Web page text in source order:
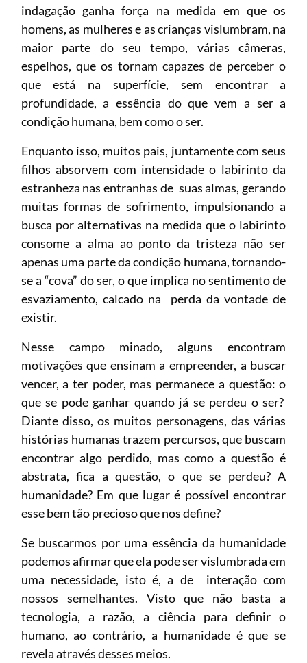
indagação ganha força na medida em que os
homens, as mulheres e as crianças vislumbram, na
maior parte do seu tempo, várias câmeras,
espelhos, que os tornam capazes de perceber o
que está na superfície, sem encontrar a
profundidade, a essência do que vem a ser a
condição humana, bem como o ser.
Enquanto isso, muitos pais, juntamente com seus
filhos absorvem com intensidade o labirinto da
estranheza nas entranhas de suas almas, gerando
muitas formas de sofrimento, impulsionando a
busca por alternativas na medida que o labirinto
consome a alma ao ponto da tristeza não ser
apenas uma parte da condição humana, tornando-
se a “cova” do ser, o que implica no sentimento de
esvaziamento, calcado na perda da vontade de
existir.
Nesse campo minado, alguns encontram
motivações que ensinam a empreender, a buscar
vencer, a ter poder, mas permanece a questão: o
que se pode ganhar quando já se perdeu o ser?
Diante disso, os muitos personagens, das várias
histórias humanas trazem percursos, que buscam
encontrar algo perdido, mas como a questão é
abstrata, fica a questão, o que se perdeu? A
humanidade? Em que lugar é possível encontrar
esse bem tão precioso que nos define?
Se buscarmos por uma essência da humanidade
podemos afirmar que ela pode ser vislumbrada em
uma necessidade, isto é, a de interação com
nossos semelhantes. Visto que não basta a
tecnologia, a razão, a ciência para definir o
humano, ao contrário, a humanidade é que se
revela através desses meios.